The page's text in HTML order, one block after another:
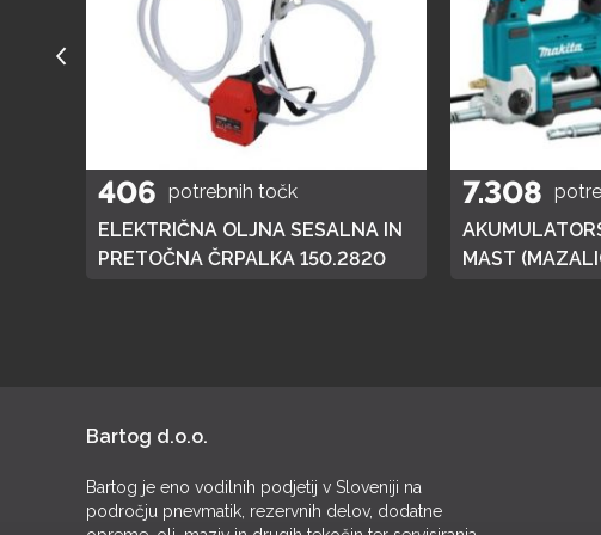
406 potrebnih točk
ELEKTRIČNA OLJNA SESALNA IN
PRETOČNA ČRPALKA 150.2820
7.308
MAST
Bartog d.o.o.
Bartog je eno vodilnih podjetij v Sloveniji na
področju pnevmatik, rezervnih delov, dodatne